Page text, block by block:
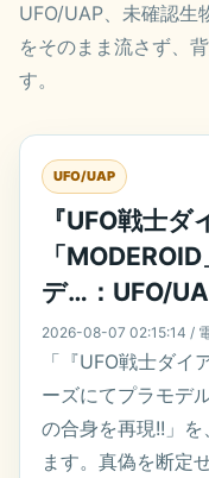
UFO/UAP、未確認生
をそのまま流さず、
す。
UFO/UAP
『UFO戦士
「
デ…：UFO/
2026-08-07 02:15:14 /
「『UFO戦士ダイ
ーズにてプラモデ
の合身を再現!!」
ます。真偽を断定